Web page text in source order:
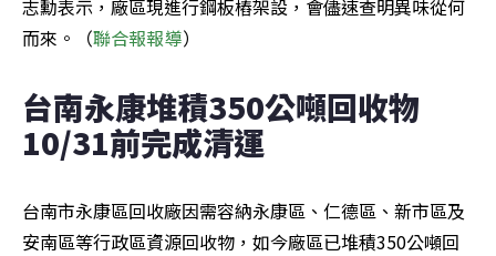
志勳表示，廠區現進行鋼板樁架設，會儘速查明異味從何
而來。（聯合報報導）
台南永康堆積350公噸回收物
10/31前完成清運
台南市永康區回收廠因需容納永康區、仁德區、新市區及
安南區等行政區資源回收物，如今廠區已堆積350公噸回